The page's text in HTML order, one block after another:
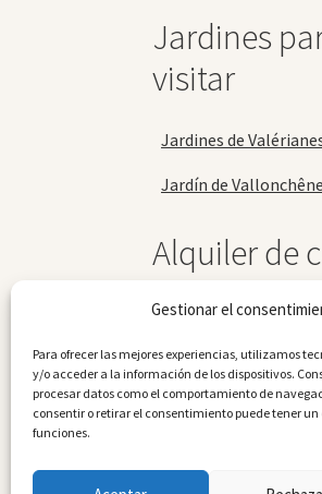
Gestionar el
Para ofrecer las mejores experiencias, utilizamos
y/o acceder a la información de los dispositivos.
procesar datos como el comportamiento de
consentir o retirar el consentimiento puede tener
funciones.
Jardines
visitar
Jardines de
Jardín de Vallonchêne
Alquiler de
rural
Casa rural de